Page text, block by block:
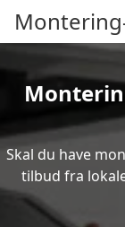
Skal du have
tilbud fra